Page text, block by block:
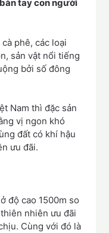
tay con người
phê, các loại
sản vật nổi tiếng
bởi số đông
Nam thì đặc sản
vị ngon khó
đất có khí hậu
ưu đãi.
độ cao 1500m so
nhiên ưu đãi
Cùng với đó là